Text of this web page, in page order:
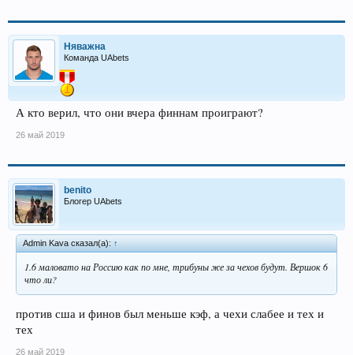
Няважна
Команда UAbets
А кто верил, что они вчера финнам проиграют?
26 май 2019
benito
Блогер UAbets
Admin Kava сказал(а): ↑
1.6 маловато на Россию как по мне, трибуны же за чехов будут. Вершок 6
что ли?
против сша и финов был меньше кэф, а чехи слабее и тех и
тех
26 май 2019